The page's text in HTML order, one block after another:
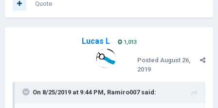
Quote
Lucas L 1,013
Posted August 26,
2019
On 8/25/2019 at 9:44 PM, Ramiro007said: